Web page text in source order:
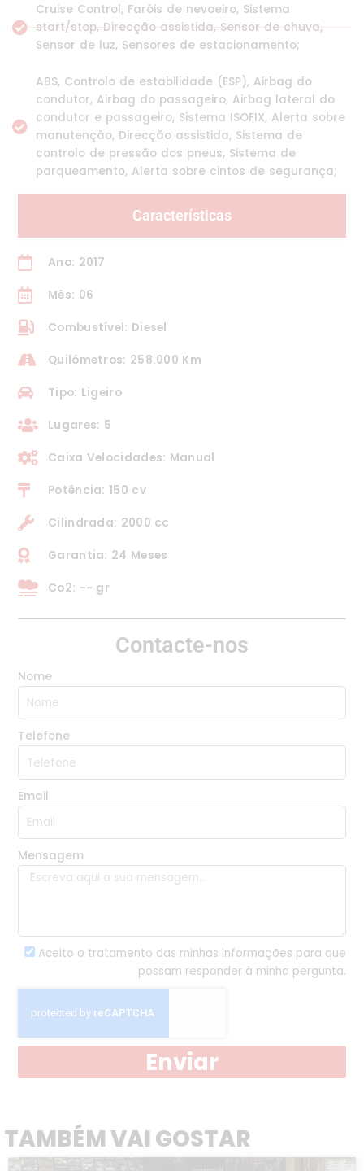
Cruise Control, Faróis de nevoeiro, Sistema
start/stop, Direcção assistida, Sensor de chuva,
Sensor de luz, Sensores de estacionamento;
ABS, Controlo de estabilidade (ESP), Airbag do
condutor, Airbag do passageiro, Airbag lateral do
condutor e passageiro, Sistema ISOFIX, Alerta sobre
manutenção, Direcção assistida, Sistema de
controlo de pressão dos pneus, Sistema de
parqueamento, Alerta sobre cintos de segurança;
Características
Ano: 2017
Mês: 06
Combustível: Diesel
Quilómetros: 258.000 Km
Tipo: Ligeiro
Lugares: 5
Caixa Velocidades: Manual
Potência: 150 cv
Cilindrada: 2000 cc
Garantia: 24 Meses
Co2: -- gr
Contacte-nos
Nome
Telefone
Email
Mensagem
Aceito o tratamento das minhas informações para que
possam responder à minha pergunta.
Enviar
TAMBÉM VAI GOSTAR